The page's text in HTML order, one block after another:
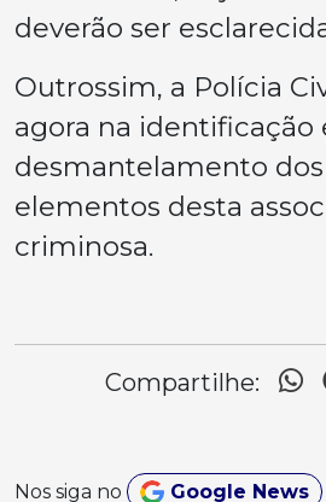
deverão ser
Outrossim, a Polícia
agora na identificação
desmantelamento
elementos desta
criminosa.
Compartilhe:
Nos siga no Google News